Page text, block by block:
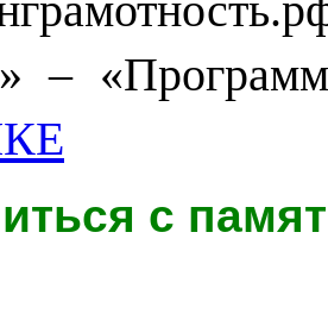
–
с